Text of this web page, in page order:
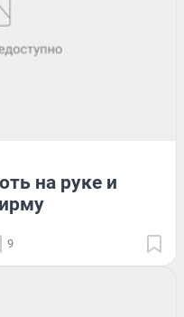
на руке и
9